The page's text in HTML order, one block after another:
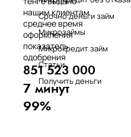
Срочно деньги займ
Микрозаймы
Микрокредит займ
Статьи
Получить деньги
нашим клиентам
среднее время
оформления
показатель
одобрения
851 523 000
7 минут
99%